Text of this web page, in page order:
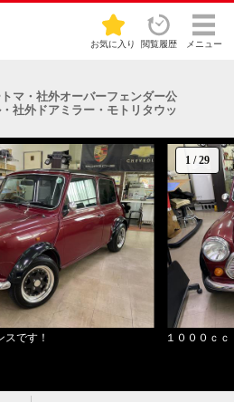
お気に入り 閲覧履歴 メニュー
マ・社外オーバーフェンダー公
社外ドアミラー・モトリタウッ
1 /29
スです！ １０００ｃ